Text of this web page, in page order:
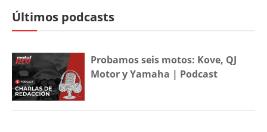
Últimos podcasts
Probamos seis motos: Kove, QJ
Motor y Yamaha | Podcast